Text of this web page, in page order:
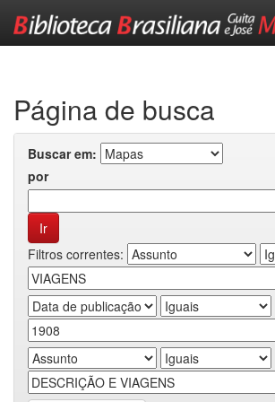
Página de busca
Buscar em:
por
Filtros correntes: